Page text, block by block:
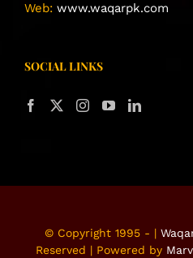
Web: www.waqarpk.com
SOCIAL LINKS
© Copyright 1995 - |
Reserved | Powered by